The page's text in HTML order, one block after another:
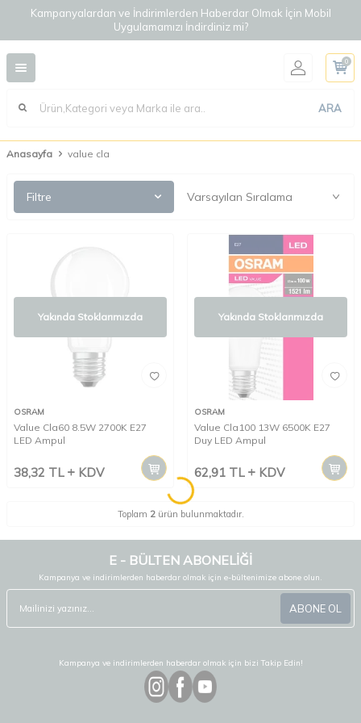
Kampanyalardan ve İndirimlerden Haberdar Olmak İçin Mobil
Uygulamamızı İndirdiniz mi?
ARA
0
Anasayfa value cla
Filtre
Yakında Stoklarımızda
OSRAM
Value Cla60 8.5W 2700K E27
LED Ampul
38,32 TL KDV
Yakında Stoklarımızda
OSRAM
Value Cla100 13W 6500K E27
Duy LED Ampul
62,91 TL KDV
Toplam 2ürün bulunmaktadır.
E - BÜLTEN ABONELİĞİ
Kampanya ve indirimlerden haberdar olmak için e-bültenimize abone olun.
ABONE OL
Kampanya ve indirimlerden haberdar olmak için bizi Takip Edin!